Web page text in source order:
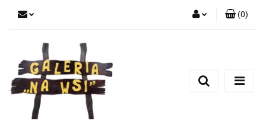
Dodaj zgłoszenie
(0)